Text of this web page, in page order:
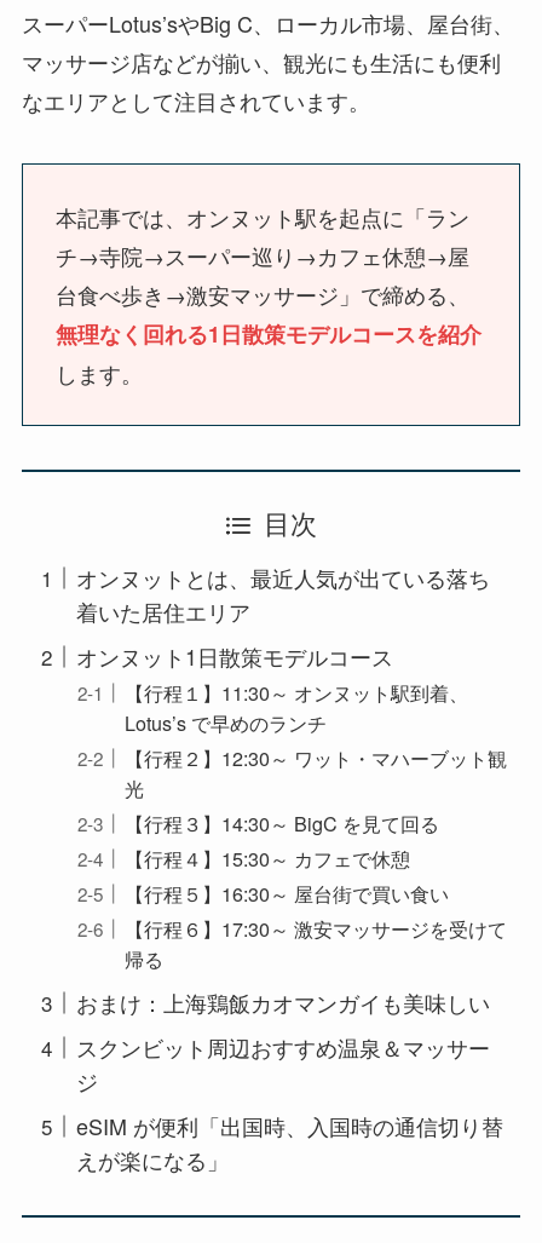
スーパーLotus’sやBig C、ローカル市場、屋台街、
マッサージ店などが揃い、観光にも生活にも便利
なエリアとして注目されています。
本記事では、オンヌット駅を起点に「ラン
チ→寺院→スーパー巡り→カフェ休憩→屋
台食べ歩き→激安マッサージ」で締める、
無理なく回れる1日散策モデルコースを紹介
します。
目次
オンヌットとは、最近人気が出ている落ち
着いた居住エリア
オンヌット1日散策モデルコース
【行程１】11:30～ オンヌット駅到着、
Lotus’s で早めのランチ
【行程２】12:30～ ワット・マハーブット観
光
【行程３】14:30～ BigC を見て回る
【行程４】15:30～ カフェで休憩
【行程５】16:30～ 屋台街で買い食い
【行程６】17:30～ 激安マッサージを受けて
帰る
おまけ：上海鶏飯カオマンガイも美味しい
スクンビット周辺おすすめ温泉＆マッサー
ジ
eSIM が便利「出国時、入国時の通信切り替
えが楽になる」